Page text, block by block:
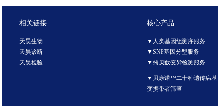
相关链接
天昊生物
天昊诊断
天昊检验
核心产品
▼人类基因组测序服务
▼SNP基因分型服务
▼拷贝数变异检测服务
▼贝康诺™二十种遗传病基
变携带者筛查